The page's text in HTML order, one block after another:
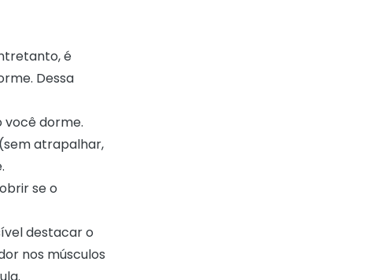
é
Dessa
você dorme.
atrapalhar,
se o
destacar o
nos músculos